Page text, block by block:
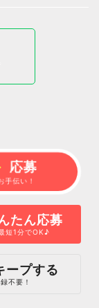
応募
手伝い！
たん応募
短1分でOK♪
ープする
不要！